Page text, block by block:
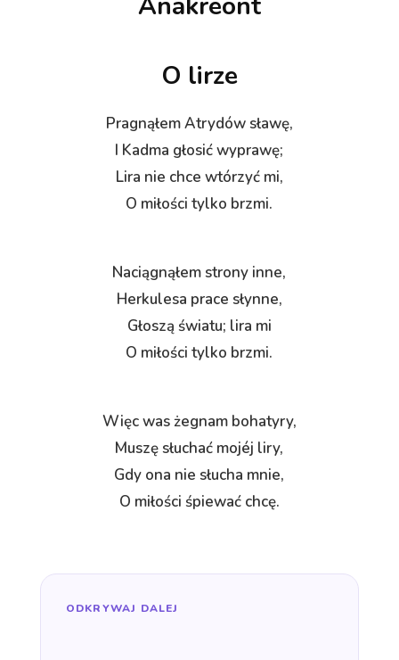
O lirze
Pragnąłem Atrydów sławę,
I Kadma głosić wyprawę;
Lira nie chce wtórzyć mi,
O miłości tylko brzmi.
Naciągnąłem strony inne,
Herkulesa prace słynne,
Głoszą światu; lira mi
O miłości tylko brzmi.
Więc was żegnam bohatyry,
Muszę słuchać mojéj liry,
Gdy ona nie słucha mnie,
O miłości śpiewać chcę.
ODKRYWAJ DALEJ